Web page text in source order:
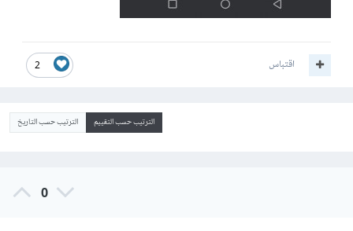
2 اقتباس
الترتيب حسب التقييم الترتيب حسب التاريخ
0